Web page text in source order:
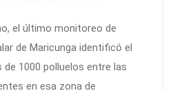
el último monitoreo de
de Maricunga identificó el
1000 polluelos entre las
en esa zona de